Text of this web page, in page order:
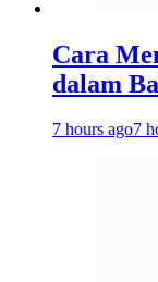
Cara
dalam
7 hours ago7